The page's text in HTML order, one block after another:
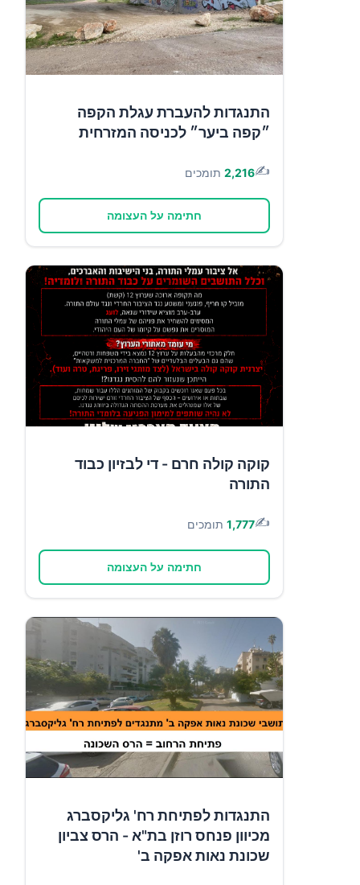
התנגדות להעברת עגלת הקפה
״קפה ביער״ לכניסה המזרחית
✍️
2,216 תומכים
חתימה על העצומה
קוקה קולה חרם - די לבזיון כבוד
התורה
✍️
1,777 תומכים
חתימה על העצומה
התנגדות לפתיחת רח' גליקסברג
מכיוון פנחס רוזן בת"א - הרס צביון
שכונת נאות אפקה ב'